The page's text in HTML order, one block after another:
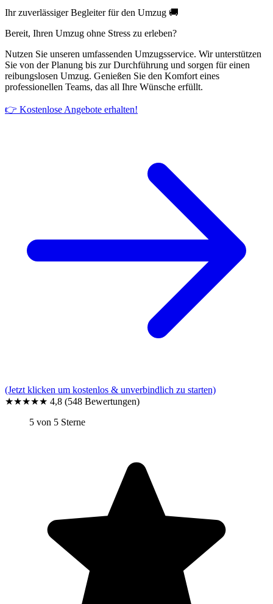
Ihr zuverlässiger Begleiter für den Umzug 🚚
Bereit, Ihren Umzug ohne Stress zu erleben?
Nutzen Sie unseren umfassenden Umzugsservice. Wir unterstützen
Sie von der Planung bis zur Durchführung und sorgen für einen
reibungslosen Umzug. Genießen Sie den Komfort eines
professionellen Teams, das all Ihre Wünsche erfüllt.
👉 Kostenlose Angebote erhalten!
(Jetzt klicken um kostenlos & unverbindlich zu starten)
★★★★★ 4,8 (548 Bewertungen)
5 von 5 Sterne